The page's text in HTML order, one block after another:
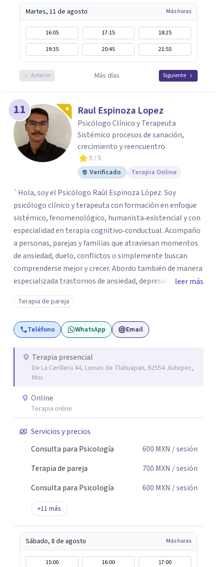
Martes, 11 de agosto Más horas
16:05 17:15
18:25
19:35
20:45 21:55
Anterior Más días Siguiente
11 Raul Espinoza Lopez
Psicólogo Clínico y Terapeuta
Sistémico procesos de sanación,
crecimiento y reencuentro.
5 / 5
Verificado
Terapia Online
`Hola, soy el Psicólogo Raúl Espinoza López. Soy
psicólogo clínico y terapeuta con formación en enfoque
sistémico, fenomenológico, humanista‑existencial y con
especialidad en terapia cognitivo‑conductual. Acompaño
a personas, parejas y familias que atraviesan momentos
de ansiedad, duelo, conflictos o simplemente buscan
comprenderse mejor y crecer. Abordo también de manera
especializada trastornos de ansiedad, depresión,
trastornos de atención e hiperactividad, trastornos del
estado de ánimo, problemas emocionales y
conductuales, así como dificultades en el manejo del
estrés y las emociones. Mi espacio es seguro, respetuoso
mi labor es escucharte con atención, acompañarte a dar
sentido a lo que vives y construir juntos caminos hacia tu
bienestar. Gracias por confiar en este camino.`
leer más
Terapia de pareja
Teléfono WhatsApp Email
Terapia presencial
De La Cerillera 44, Lomas de Tlahuapan, 62554 Jiutepec,
Mor.
Online
Terapia online
Servicios y precios
Consulta para Psicología
600 MXN / sesión
Terapia de pareja
700 MXN / sesión
Consulta para Psicología
600 MXN / sesión
+11 más
Sábado, 8 de agosto Más horas
15:00 16:00
17:00